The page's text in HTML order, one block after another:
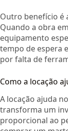
Outro benefício é
Quando a obra
equipamento
tempo de espera
por falta de
Como a locação
A locação ajuda
transforma um
proporcional ao